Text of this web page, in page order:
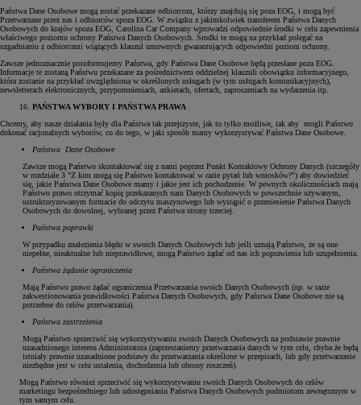
Państwa Dane Osobowe mogą zostać przekazane odbiorcom, którzy znajdują się poza EOG, i mogą być
Przetwarzane przez nas i odbiorców spoza EOG. W związku z jakimkolwiek transferem Państwa Danych
Osobowych do krajów spoza EOG, Carolina Car Company wprowadzi odpowiednie środki w celu zapewnienia
właściwego poziomu ochrony Państwa Danych Osobowych. Środki te mogą na przykład polegać na
uzgadnianiu z odbiorcami wiążących klauzul umownych gwarantujących odpowiedni poziom ochrony.
Zawsze jednoznacznie poinformujemy Państwa, gdy Państwa Dane Osobowe będą przesłane poza EOG.
Informacje te zostaną Państwu przekazane za pośrednictwem oddzielnej klauzuli obowiązku informacyjnego,
która zostanie na przykład uwzględniona w określonych usługach (w tym usługach komunikacyjnych),
newsletterach elektronicznych, przypomnieniach, ankietach, ofertach, zaproszeniach na wydarzenia itp.
PAŃSTWA WYBORY I PAŃSTWA PRAWA
Chcemy, aby nasze działania były dla Państwa tak przejrzyste, jak to tylko możliwe, tak aby mogli Państwo
dokonać racjonalnych wyborów, co do tego, w jaki sposób mamy wykorzystywać Państwa Dane Osobowe.
Państwa Dane Osobowe
Zawsze mogą Państwo skontaktować się z nami poprzez Punkt Kontaktowy Ochrony Danych (szczegóły
w rozdziale 3 "Z kim mogą się Państwo kontaktować w razie pytań lub wniosków?") aby dowiedzieć
się, jakie Państwa Dane Osobowe mamy i jakie jest ich pochodzenie. W pewnych okolicznościach mają
Państwo prawo otrzymać kopię przekazanych nam Danych Osobowych w powszechnie używanym,
ustrukturyzowanym formacie do odczytu maszynowego lub wystąpić o przeniesienie Państwa Danych
Osobowych do dowolnej, wybranej przez Państwa strony trzeciej.
Państwa poprawki
W przypadku znalezienia błędu w swoich Danych Osobowych lub jeśli uznają Państwo, że są one
niepełne, nieaktualne lub nieprawidłowe, mogą Państwo żądać od nas ich poprawienia lub uzupełnienia.
Państwa żądanie ograniczenia
Mają Państwo prawo żądać ograniczenia Przetwarzania swoich Danych Osobowych (np. w razie
zakwestionowania prawidłowości Państwa Danych Osobowych, gdy Państwa Dane Osobowe nie są
potrzebne do celów przetwarzania).
Państwa zastrzeżenia
Mogą Państwo sprzeciwić się wykorzystywaniu swoich Danych Osobowych na podstawie prawnie
uzasadnionego interesu Administratora (zaprzestaniemy przetwarzania danych w tym celu, chyba że będą
istniały prawnie uzasadnione podstawy do przetwarzania określone w przepisach, lub gdy przetwarzanie
niezbędne jest w celu ustalenia, dochodzenia lub obrony roszczeń).
Mogą Państwo również sprzeciwić się wykorzystywaniu swoich Danych Osobowych do celów
marketingu bezpośredniego lub udostępnianiu Państwa Danych Osobowych podmiotom zewnętrznym w
tym samym celu.